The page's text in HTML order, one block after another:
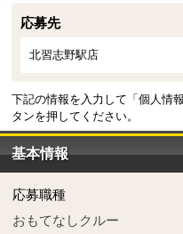
応募先
北習志野駅店
下記の情報を入力して「個人情
タンを押してください。
基本情報
応募職種
おもてなしクルー